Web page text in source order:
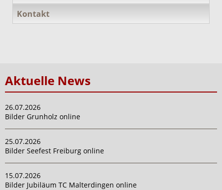
Kontakt
Aktuelle News
26.07.2026
Bilder Grunholz online
25.07.2026
Bilder Seefest Freiburg online
15.07.2026
Bilder Jubiläum TC Malterdingen online